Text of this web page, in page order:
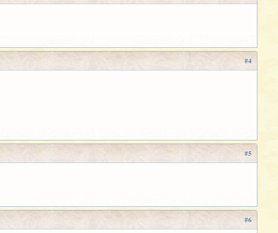
#4
#5
#6